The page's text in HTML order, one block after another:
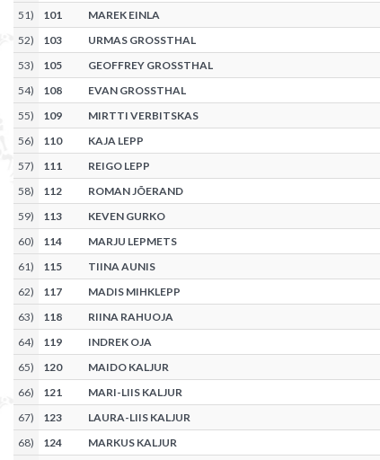
51) 101 MAREK EINLA
52) 103 URMAS GROSSTHAL
53) 105 GEOFFREY GROSSTHAL
54) 108 EVAN GROSSTHAL
55) 109 MIRTTI VERBITSKAS
56) 110 KAJA LEPP
57) 111 REIGO LEPP
58) 112 ROMAN JÕERAND
59) 113 KEVEN GURKO
60) 114 MARJU LEPMETS
61) 115 TIINA AUNIS
62) 117 MADIS MIHKLEPP
63) 118 RIINA RAHUOJA
64) 119 INDREK OJA
65) 120 MAIDO KALJUR
66) 121 MARI-LIIS KALJUR
67) 123 LAURA-LIIS KALJUR
68) 124 MARKUS KALJUR